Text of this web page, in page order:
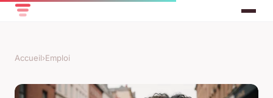
Accueil›Emploi